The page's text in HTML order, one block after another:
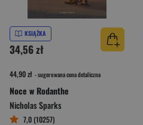
KSIĄŻKA
34,56 zł
44,90 zł - sugerowana cena detaliczna
Noce w Rodanthe
Nicholas Sparks
7,0 (10257)